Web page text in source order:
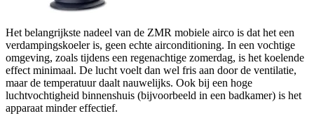
Het belangrijkste nadeel van de ZMR mobiele airco is dat het een
verdampingskoeler is, geen echte airconditioning. In een vochtige
omgeving, zoals tijdens een regenachtige zomerdag, is het koelende
effect minimaal. De lucht voelt dan wel fris aan door de ventilatie,
maar de temperatuur daalt nauwelijks. Ook bij een hoge
luchtvochtigheid binnenshuis (bijvoorbeeld in een badkamer) is het
apparaat minder effectief.